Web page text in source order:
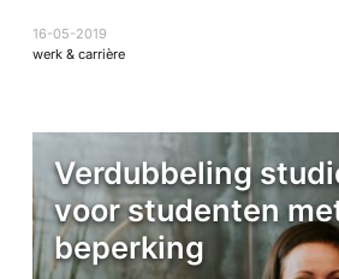
16-05-2019
werk & carrière
Verdubbeling
voor studenten
beperking